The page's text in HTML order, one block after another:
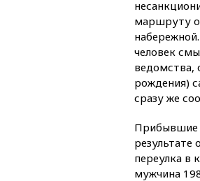
маршруту
человек
ведомства,
рождения)
сразу же
Прибывшие
результате
переулка в
мужчина